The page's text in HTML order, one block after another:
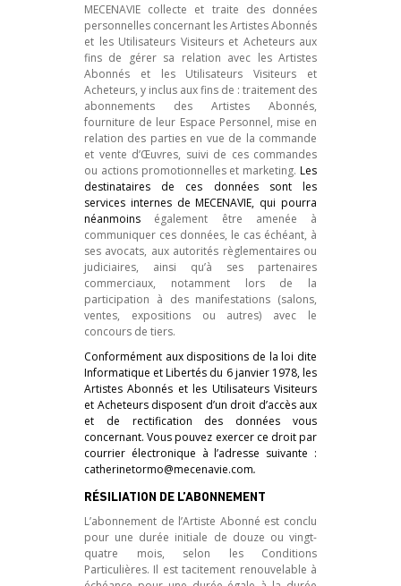
MECENAVIE collecte et traite des données
personnelles concernant les Artistes Abonnés
et les Utilisateurs Visiteurs et Acheteurs aux
fins de gérer sa relation avec les Artistes
Abonnés et les Utilisateurs Visiteurs et
Acheteurs, y inclus aux fins de : traitement des
abonnements des Artistes Abonnés,
fourniture de leur Espace Personnel, mise en
relation des parties en vue de la commande
et vente d’Œuvres, suivi de ces commandes
ou actions promotionnelles et marketing. Les
destinataires de ces données sont les
services internes de MECENAVIE, qui pourra
néanmoins également être amenée à
communiquer ces données, le cas échéant, à
ses avocats, aux autorités règlementaires ou
judiciaires, ainsi qu’à ses partenaires
commerciaux, notamment lors de la
participation à des manifestations (salons,
ventes, expositions ou autres) avec le
concours de tiers.
Conformément aux dispositions de la loi dite
Informatique et Libertés du 6 janvier 1978, les
Artistes Abonnés et les Utilisateurs Visiteurs
et Acheteurs disposent d’un droit d’accès aux
et de rectification des données vous
concernant. Vous pouvez exercer ce droit par
courrier électronique à l’adresse suivante :
catherinetormo@mecenavie.com.
RÉSILIATION DE L’ABONNEMENT
L’abonnement de l’Artiste Abonné est conclu
pour une durée initiale de douze ou vingt-
quatre mois, selon les Conditions
Particulières. Il est tacitement renouvelable à